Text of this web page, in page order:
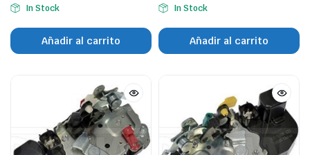
In Stock
Añadir al carrito
In Stock
Añadir al carrito